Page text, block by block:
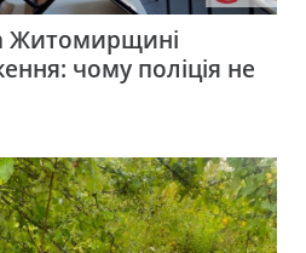
Житомирщині
чому поліція не